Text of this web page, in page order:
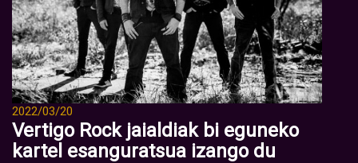
2022/03/20
Vertigo Rock jaialdiak bi eguneko
kartel esanguratsua izango du